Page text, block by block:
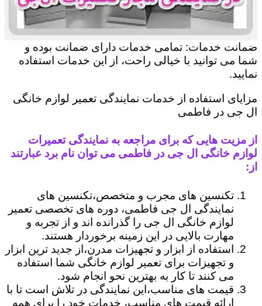
ضمانت خدمات: تمامی خدمات دارای ضمانت بوده و
شما می توانید با خیالی راحت، از این خدمات استفاده
نمایید.
مزایای استفاده از خدمات نمایندگی تعمیر لوازم خانگی
ال جی در فاطمی
از مزیت هایی که برای مراجعه به نمایندگی تعمیرات
لوازم خانگی ال جی در فاطمی می توان نام برد عبارتند
از:
تکنسین های مجرب و متخصص،تکنسین های
نمایندگی ال جی فاطمی، دوره های تخصصی تعمیر
لوازم خانگی ال جی را گذرانده اند و از تجربه و
مهارت بالایی در این زمینه برخوردار هستند.
استفاده از ابزار و تجهیزات مدرن،از جدید ترین ابزار
و تجهیزات برای تعمیر لوازم خانگی شما استفاده
می کنند تا کار به بهترین نحو انجام شود.
قیمت های مناسب،این نمایندگی در تلاش است تا با
ارائه قیمت های مناسب، خدمات خود را برای همه